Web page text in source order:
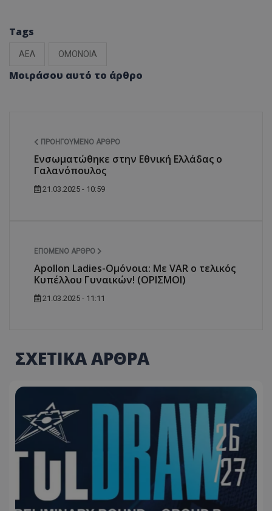
Tags
ΑΕΛ ΟΜΟΝΟΙΑ
Μοιράσου αυτό το άρθρο
ΠΡΟΗΓΟΎΜΕΝΟ ΆΡΘΡΟ
Ενσωματώθηκε στην Εθνική Ελλάδας ο
Γαλανόπουλος
21.03.2025 - 10:59
ΕΠΌΜΕΝΟ ΆΡΘΡΟ
Apollon Ladies-Ομόνοια: Με VAR ο τελικός
Κυπέλλου Γυναικών! (ΟΡΙΣΜΟΙ)
21.03.2025 - 11:11
ΣΧΕΤΙΚΑ ΑΡΘΡΑ